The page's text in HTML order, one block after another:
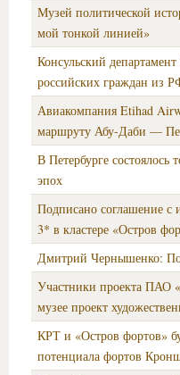
Музей политической
мой тонкой линией»
Консульский
российских граждан из
Авиакомпания Etihad
маршруту Абу-Даби —
В Петербурге состоялось
эпох
Подписано соглашение с
3* в кластере «Остров
Дмитрий Чернышенко:
Участники проекта ПАО
музее проект
КРТ и «Остров фортов»
потенциала фортов